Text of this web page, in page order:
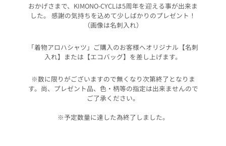
おかげさまで、KIMONO-CYCLは5周年を迎える事が出来ま
した。 感謝の気持ちを込めて少しばかりのプレゼント！
（画像は名刺入れ）
「着物アロハシャツ」ご購入のお客様へオリジナル【名刺
入れ】または【エコバッグ】を差し上げます。
※数に限りがございますので無くなり次第終了となりま
す。尚、プレゼント品、色・柄等の指定は出来ませんので
ご了承ください。
※予定数量に達した為終了しました。